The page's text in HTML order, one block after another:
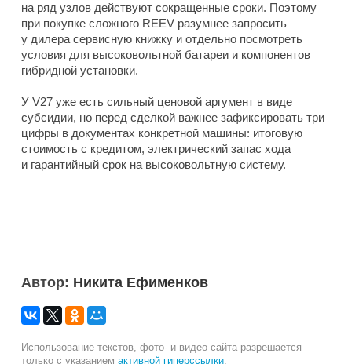
на ряд узлов действуют сокращенные сроки. Поэтому
при покупке сложного REEV разумнее запросить
у дилера сервисную книжку и отдельно посмотреть
условия для высоковольтной батареи и компонентов
гибридной установки.
У V27 уже есть сильный ценовой аргумент в виде
субсидии, но перед сделкой важнее зафиксировать три
цифры в документах конкретной машины: итоговую
стоимость с кредитом, электрический запас хода
и гарантийный срок на высоковольтную систему.
Автор: Никита Ефименков
Использование текстов, фото- и видео сайта разрешается
только с указанием активной гиперссылки.